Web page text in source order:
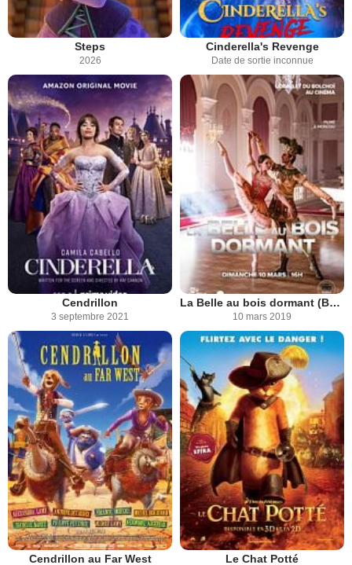
Steps
2026
Cinderella's Revenge
Date de sortie inconnue
Cendrillon
3 septembre 2021
La Belle au bois dormant (Bolchoï - Pathé Live)
10 mars 2019
Cendrillon au Far West Le Chat Potté